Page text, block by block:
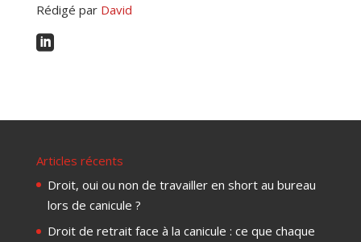
Rédigé par David

Articles récents
Droit, oui ou non de travailler en short au bureau
lors de canicule ?
Droit de retrait face à la canicule : ce que chaque